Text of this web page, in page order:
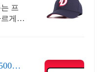
프
게
원